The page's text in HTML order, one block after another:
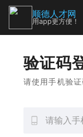
验证码
请使用手机验
顺德人才网
用app更方便！